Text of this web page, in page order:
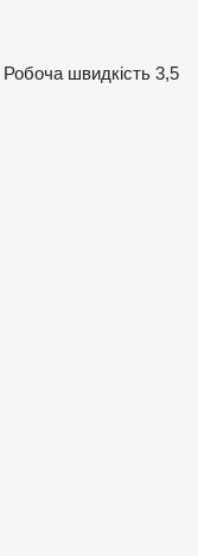
Робоча швидкість 3,5